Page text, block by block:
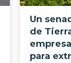
Un
de
para